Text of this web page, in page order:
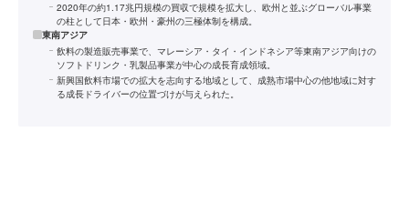
2020年の約1.17兆円規模の買収で規模を拡大し、欧州と並ぶグローバル事業
の柱として日本・欧州・豪州の三極体制を構成。
東南アジア
飲料の製造販売事業で、マレーシア・タイ・インドネシア等東南アジア向けの
ソフトドリンク・乳製品事業が中心の成長育成領域。
新興国飲料市場での拡大を志向する地域として、成熟市場中心の他地域に対す
る成長ドライバーの位置づけが与えられた。